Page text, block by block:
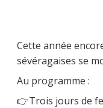
Cette année
sévéragaises se
Au programme :
👉Trois jours de